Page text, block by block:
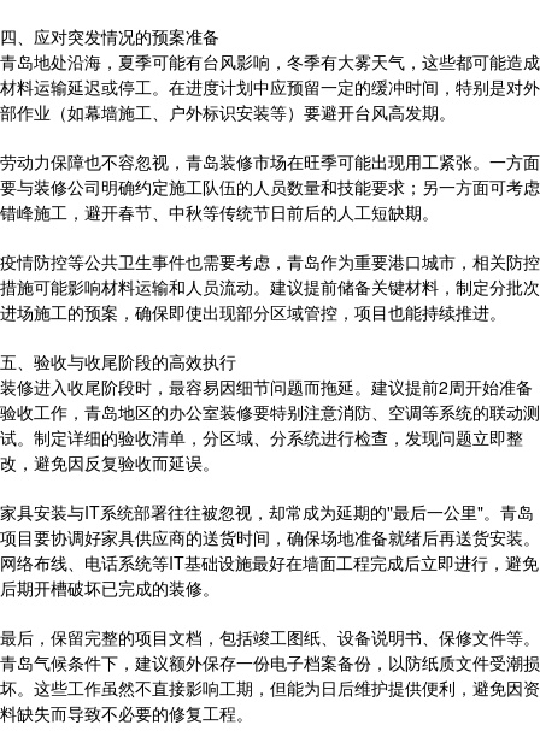
四、应对突发情况的预案准备
青岛地处沿海，夏季可能有台风影响，冬季有大雾天气，这些都可能造成
材料运输延迟或停工。在进度计划中应预留一定的缓冲时间，特别是对外
部作业（如幕墙施工、户外标识安装等）要避开台风高发期。
劳动力保障也不容忽视，青岛装修市场在旺季可能出现用工紧张。一方面
要与装修公司明确约定施工队伍的人员数量和技能要求；另一方面可考虑
错峰施工，避开春节、中秋等传统节日前后的人工短缺期。
疫情防控等公共卫生事件也需要考虑，青岛作为重要港口城市，相关防控
措施可能影响材料运输和人员流动。建议提前储备关键材料，制定分批次
进场施工的预案，确保即使出现部分区域管控，项目也能持续推进。
五、验收与收尾阶段的高效执行
装修进入收尾阶段时，最容易因细节问题而拖延。建议提前2周开始准备
验收工作，青岛地区的办公室装修要特别注意消防、空调等系统的联动测
试。制定详细的验收清单，分区域、分系统进行检查，发现问题立即整
改，避免因反复验收而延误。
家具安装与IT系统部署往往被忽视，却常成为延期的"最后一公里"。青岛
项目要协调好家具供应商的送货时间，确保场地准备就绪后再送货安装。
网络布线、电话系统等IT基础设施最好在墙面工程完成后立即进行，避免
后期开槽破坏已完成的装修。
最后，保留完整的项目文档，包括竣工图纸、设备说明书、保修文件等。
青岛气候条件下，建议额外保存一份电子档案备份，以防纸质文件受潮损
坏。这些工作虽然不直接影响工期，但能为日后维护提供便利，避免因资
料缺失而导致不必要的修复工程。